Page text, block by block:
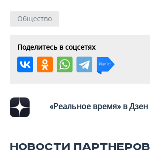
Общество
Поделитесь в соцсетях
«Реальное время» в Дзен
НОВОСТИ ПАРТНЕРОВ